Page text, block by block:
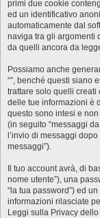
primi due cookie
ed un identificativo
automaticamente dal
naviga tra gli argomenti
da quelli ancora da
Possiamo anche
“”, benché questi siano
trattare solo quelli creati
delle tue informazioni è
questo sono intesi e
(in seguito “messaggi
l’invio di messaggi
messaggi”).
Il tuo account avrà, di
nome utente”), una
“la tua password”) ed
informazioni rilasciate
Leggi sulla Privacy